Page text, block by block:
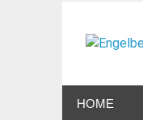
springen
HOME